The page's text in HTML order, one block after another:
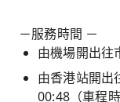
－服務時間 －
由機場開出往
由香港站開出
00:48（車程